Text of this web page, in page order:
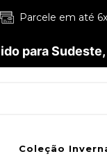
Parcele em até
para Sudeste,
Coleção